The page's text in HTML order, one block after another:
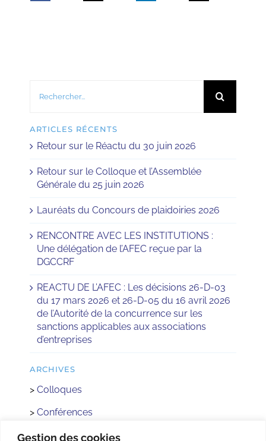
Gestion des cookies
ARTICLES RÉCENTS
Retour sur le Réactu du 30 juin 2026
Retour sur le Colloque et l’Assemblée
Générale du 25 juin 2026
Lauréats du Concours de plaidoiries 2026
RENCONTRE AVEC LES INSTITUTIONS :
Une délégation de l’AFEC reçue par la
DGCCRF
REACTU DE L’AFEC : Les décisions 26-D-03
du 17 mars 2026 et 26-D-05 du 16 avril 2026
de l’Autorité de la concurrence sur les
sanctions applicables aux associations
d’entreprises
ARCHIVES
> Colloques
> Conférences
>Réactus